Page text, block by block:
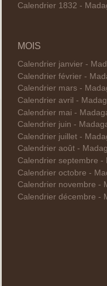
Calendrier 1832 -
MOIS
Calendrier janvier -
Calendrier février -
Calendrier mars -
Calendrier avril -
Calendrier mai -
Calendrier juin -
Calendrier juillet -
Calendrier août -
Calendrier septembre -
Calendrier octobre -
Calendrier novembre -
Calendrier décembre -